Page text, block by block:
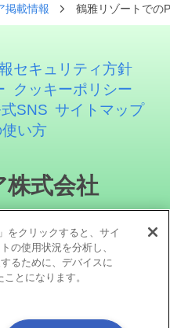
掲載情報 鶴雅リゾートでの
セキュリティ方針
クッキーポリシー
SNS サイトマップ
い方
株式会社
をクリックすると、サイ
の使用状況を分析し、
るために、デバイスに
とになります。